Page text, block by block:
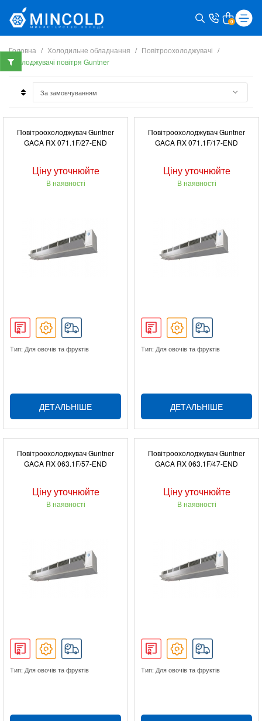
0
Головна Холодильне обладнання
Повітроохолоджувачі
Охолоджувачі повітря Guntner
Повітроохолоджувач Guntner
GACA RX 071.1F/27-END
Ціну уточнюйте
В наявності
Тип: Для овочів та фруктів
ДЕТАЛЬНІШЕ
Повітроохолоджувач Guntner
GACA RX 071.1F/17-END
Ціну уточнюйте
В наявності
Тип: Для овочів та фруктів
ДЕТАЛЬНІШЕ
Повітроохолоджувач Guntner
GACA RX 063.1F/57-END
Ціну уточнюйте
В наявності
Тип: Для овочів та фруктів
Повітроохолоджувач Guntner
GACA RX 063.1F/47-END
Ціну уточнюйте
В наявності
Тип: Для овочів та фруктів